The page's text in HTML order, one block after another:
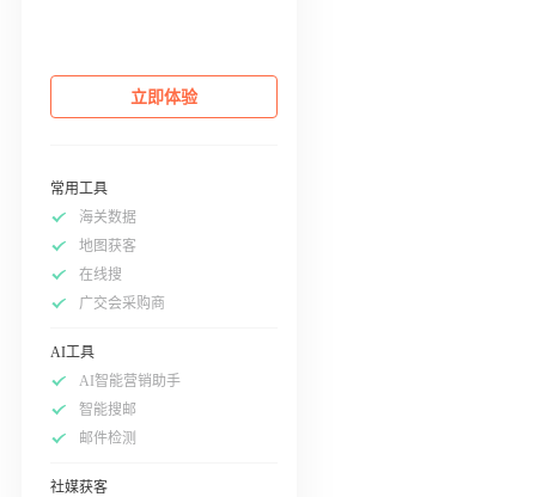
立即体验
常用工具
海关数据
地图获客
在线搜
广交会采购商
AI工具
AI智能营销助手
智能搜邮
邮件检测
社媒获客